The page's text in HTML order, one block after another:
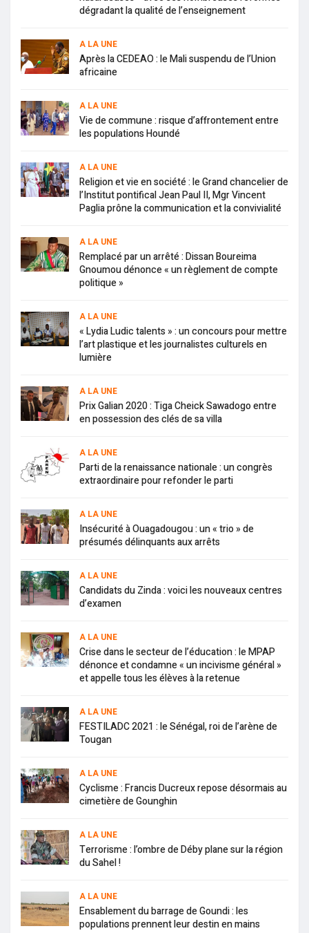
dégradant la qualité de l’enseignement
A LA UNE
Après la CEDEAO : le Mali suspendu de l’Union
africaine
A LA UNE
Vie de commune : risque d’affrontement entre
les populations Houndé
A LA UNE
Religion et vie en société : le Grand chancelier de
l’Institut pontifical Jean Paul II, Mgr Vincent
Paglia prône la communication et la convivialité
A LA UNE
Remplacé par un arrêté : Dissan Boureima
Gnoumou dénonce « un règlement de compte
politique »
A LA UNE
« Lydia Ludic talents » : un concours pour mettre
l’art plastique et les journalistes culturels en
lumière
A LA UNE
Prix Galian 2020 : Tiga Cheick Sawadogo entre
en possession des clés de sa villa
A LA UNE
Parti de la renaissance nationale : un congrès
extraordinaire pour refonder le parti
A LA UNE
Insécurité à Ouagadougou : un « trio » de
présumés délinquants aux arrêts
A LA UNE
Candidats du Zinda : voici les nouveaux centres
d’examen
A LA UNE
Crise dans le secteur de l’éducation : le MPAP
dénonce et condamne « un incivisme général »
et appelle tous les élèves à la retenue
A LA UNE
FESTILADC 2021 : le Sénégal, roi de l’arène de
Tougan
A LA UNE
Cyclisme : Francis Ducreux repose désormais au
cimetière de Gounghin
A LA UNE
Terrorisme : l’ombre de Déby plane sur la région
du Sahel !
A LA UNE
Ensablement du barrage de Goundi : les
populations prennent leur destin en mains